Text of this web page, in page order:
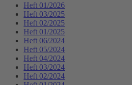
Heft 01/2026
Heft 03/2025
Heft 02/2025
Heft 01/2025
Heft 06/2024
Heft 05/2024
Heft 04/2024
Heft 03/2024
Heft 02/2024